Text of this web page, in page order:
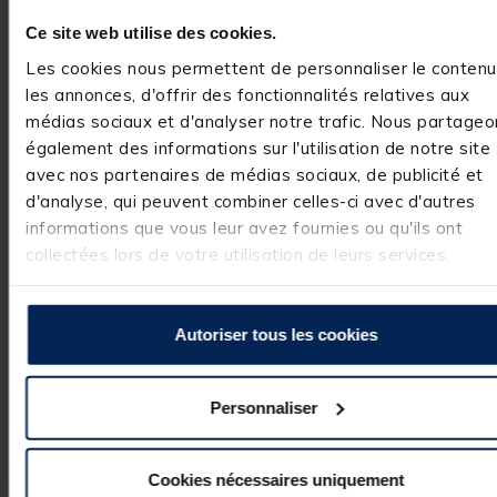
Ce site web utilise des cookies.
Les cookies nous permettent de personnaliser le
les annonces, d'offrir des fonctionnalités relatives aux
médias sociaux et d'analyser notre trafic. Nous
également des informations sur l'utilisation de notre site
avec nos partenaires de médias sociaux, de publicité et
d'analyse, qui peuvent combiner celles-ci avec d'autres
informations que vous leur avez fournies ou qu'ils ont
collectées lors de votre utilisation de leurs services.
Autoriser tous les cookies
Personnaliser
Cookies nécessaires uniquement
d'avoir répondu
à vos attentes
de vous
parmi nos
clients. C'est un
L’équipe Pacific
Pêche
Avis vérifié
Bon produit
Avis du13/10/2024 , suite